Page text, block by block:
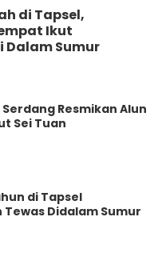
di Tapsel,
Ikut
Dalam Sumur
Resmikan Alun
Sei Tuan
di Tapsel
Didalam Sumur